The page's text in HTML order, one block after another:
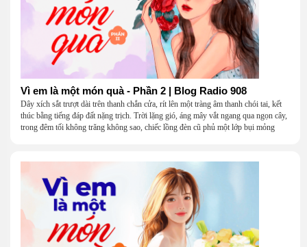
Vì em là một món quà - Phần 2 | Blog Radio 908
Dây xích sắt trượt dài trên thanh chắn cửa, rít lên một tràng âm thanh chói tai, kết
thúc bằng tiếng đáp đất nặng trịch. Trời lặng gió, áng mây vắt ngang qua ngọn cây,
trong đêm tối không trăng không sao, chiếc lồng đèn cũ phủ một lớp bụi mỏng